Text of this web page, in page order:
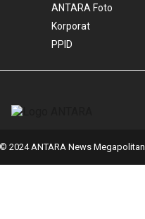
ANTARA Foto
Korporat
PPID
2024 ANTARA News Megapolitan